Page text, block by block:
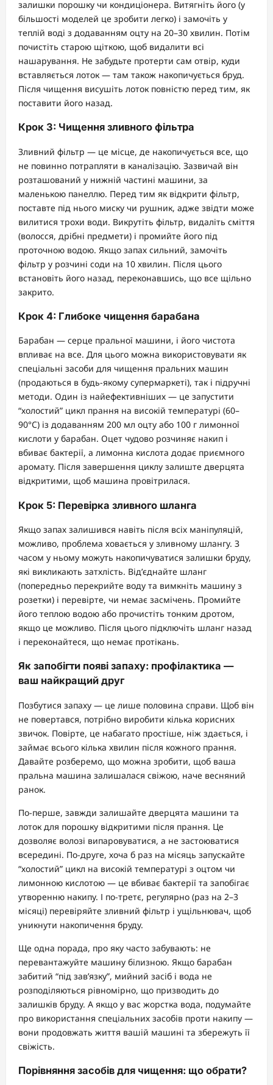
залишки порошку чи кондиціонера. Витягніть його (у
більшості моделей це зробити легко) і замочіть у
теплій воді з додаванням оцту на 20–30 хвилин. Потім
почистіть старою щіткою, щоб видалити всі
нашарування. Не забудьте протерти сам отвір, куди
вставляється лоток — там також накопичується бруд.
Після чищення висушіть лоток повністю перед тим, як
поставити його назад.
Крок 3: Чищення зливного фільтра
Зливний фільтр — це місце, де накопичується все, що
не повинно потрапляти в каналізацію. Зазвичай він
розташований у нижній частині машини, за
маленькою панеллю. Перед тим як відкрити фільтр,
поставте під нього миску чи рушник, адже звідти може
вилитися трохи води. Викрутіть фільтр, видаліть сміття
(волосся, дрібні предмети) і промийте його під
проточною водою. Якщо запах сильний, замочіть
фільтр у розчині соди на 10 хвилин. Після цього
встановіть його назад, переконавшись, що все щільно
закрито.
Крок 4: Глибоке чищення барабана
Барабан — серце пральної машини, і його чистота
впливає на все. Для цього можна використовувати як
спеціальні засоби для чищення пральних машин
(продаються в будь-якому супермаркеті), так і підручні
методи. Один із найефективніших — це запустити
“холостий” цикл прання на високій температурі (60–
90°C) із додаванням 200 мл оцту або 100 г лимонної
кислоти у барабан. Оцет чудово розчиняє накип і
вбиває бактерії, а лимонна кислота додає приємного
аромату. Після завершення циклу залиште дверцята
відкритими, щоб машина провітрилася.
Крок 5: Перевірка зливного шланга
Якщо запах залишився навіть після всіх маніпуляцій,
можливо, проблема ховається у зливному шлангу. З
часом у ньому можуть накопичуватися залишки бруду,
які викликають затхлість. Від’єднайте шланг
(попередньо перекрийте воду та вимкніть машину з
розетки) і перевірте, чи немає засмічень. Промийте
його теплою водою або прочистіть тонким дротом,
якщо це можливо. Після цього підключіть шланг назад
і переконайтеся, що немає протікань.
Як запобігти появі запаху: профілактика —
ваш найкращий друг
Позбутися запаху — це лише половина справи. Щоб він
не повертався, потрібно виробити кілька корисних
звичок. Повірте, це набагато простіше, ніж здається, і
займає всього кілька хвилин після кожного прання.
Давайте розберемо, що можна зробити, щоб ваша
пральна машина залишалася свіжою, наче весняний
ранок.
По-перше, завжди залишайте дверцята машини та
лоток для порошку відкритими після прання. Це
дозволяє волозі випаровуватися, а не застоюватися
всередині. По-друге, хоча б раз на місяць запускайте
“холостий” цикл на високій температурі з оцтом чи
лимонною кислотою — це вбиває бактерії та запобігає
утворенню накипу. І по-третє, регулярно (раз на 2–3
місяці) перевіряйте зливний фільтр і ущільнювач, щоб
уникнути накопичення бруду.
Ще одна порада, про яку часто забувають: не
перевантажуйте машину білизною. Якщо барабан
забитий “під зав’язку”, мийний засіб і вода не
розподіляються рівномірно, що призводить до
залишків бруду. А якщо у вас жорстка вода, подумайте
про використання спеціальних засобів проти накипу —
вони продовжать життя вашій машині та збережуть її
свіжість.
Порівняння засобів для чищення: що обрати?